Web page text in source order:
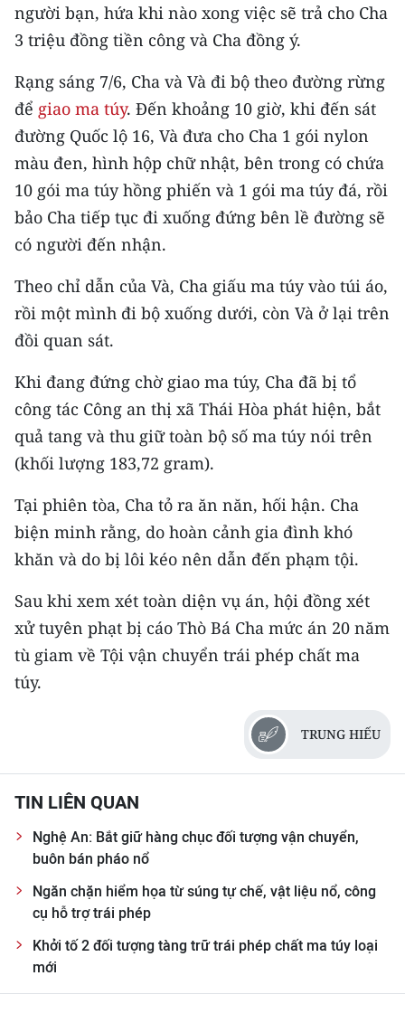
MEDIA CENTER
E-Magazine
Video
Media Chính trị
Media Kinh tế
Media Văn hóa
Media Xã hội
Media Pháp luật
Media Du lịch
Media Thế giới
Media Thể thao
Media Giáo dục
Media Y tế
Media Khoa học - Công nghệ
Media Môi trường
Ảnh
Infographic
TIN ĐỊA PHƯƠNG
Trung du và miền núi phía Bắc
Đồng bằng sông Hồng
Bắc Trung Bộ
Nguyên
Đông Nam Bộ
người bạn, hứa khi nào xong việc sẽ trả cho Cha
3 triệu đồng tiền công và Cha đồng ý.
Rạng sáng 7/6, Cha và Và đi bộ theo đường rừng
để giao ma túy. Đến khoảng 10 giờ, khi đến sát
đường Quốc lộ 16, Và đưa cho Cha 1 gói nylon
màu đen, hình hộp chữ nhật, bên trong có chứa
10 gói ma túy hồng phiến và 1 gói ma túy đá, rồi
bảo Cha tiếp tục đi xuống đứng bên lề đường sẽ
có người đến nhận.
Theo chỉ dẫn của Và, Cha giấu ma túy vào túi áo,
rồi một mình đi bộ xuống dưới, còn Và ở lại trên
đồi quan sát.
Khi đang đứng chờ giao ma túy, Cha đã bị tổ
công tác Công an thị xã Thái Hòa phát hiện, bắt
quả tang và thu giữ toàn bộ số ma túy nói trên
(khối lượng 183,72 gram).
Tại phiên tòa, Cha tỏ ra ăn năn, hối hận. Cha
biện minh rằng, do hoàn cảnh gia đình khó
khăn và do bị lôi kéo nên dẫn đến phạm tội.
Sau khi xem xét toàn diện vụ án, hội đồng xét
xử tuyên phạt bị cáo Thò Bá Cha mức án 20 năm
tù giam về Tội vận chuyển trái phép chất ma
túy.
TRUNG HIẾU
TIN LIÊN QUAN
Nghệ An: Bắt giữ hàng chục đối tượng vận chuyển,
buôn bán pháo nổ
Ngăn chặn hiểm họa từ súng tự chế, vật liệu nổ, công
cụ hỗ trợ trái phép
Khởi tố 2 đối tượng tàng trữ trái phép chất ma túy loại
mới